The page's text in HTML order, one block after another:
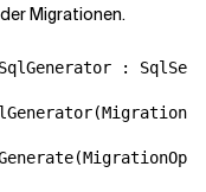
Migrationen.
: